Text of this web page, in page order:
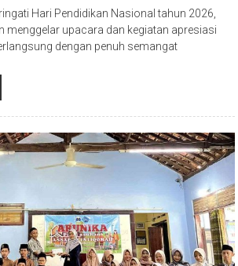
Hari Pendidikan Nasional tahun 2026,
menggelar upacara dan kegiatan apresiasi
dengan penuh semangat